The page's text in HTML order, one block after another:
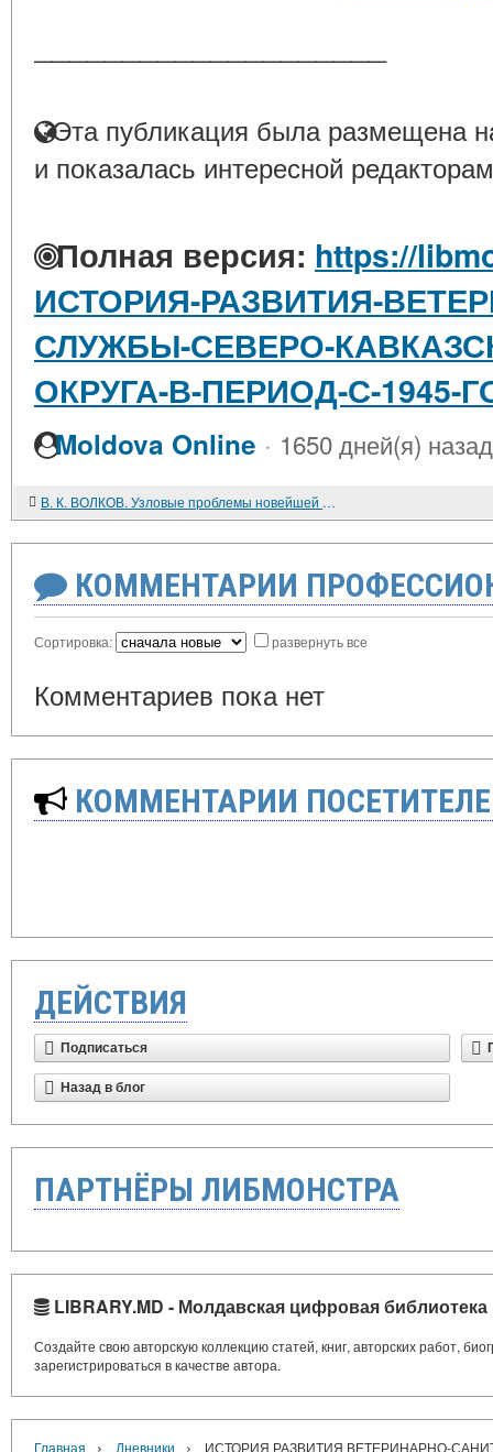
Эта публикация была размещена
и показалась интересной
Полная версия: https://
ИСТОРИЯ-РАЗВИТИЯ-
СЛУЖБЫ-СЕВЕРО-
ОКРУГА-В-ПЕРИОД-С-1945-
Moldova Online · 1650 дней(я) назад
В. К. ВОЛКОВ. Узловые проблемы новейшей истории стран Центральной и Юго-Восточной Европы
КОММЕНТАРИИ
Сортировка: развернуть все
Комментариев пока нет
КОММЕНТАРИИ
ДЕЙСТВИЯ
Подписаться
Назад в блог
ПАРТНЁРЫ ЛИБМОНСТРА
LIBRARY.MD - Молдавская цифровая библиотека
Создайте свою авторскую коллекцию статей, книг, авторских работ,
зарегистрироваться в качестве автора.
Главная › Дневники › ИСТОРИЯ РАЗВИТИЯ ВЕТЕРИНАРНО-